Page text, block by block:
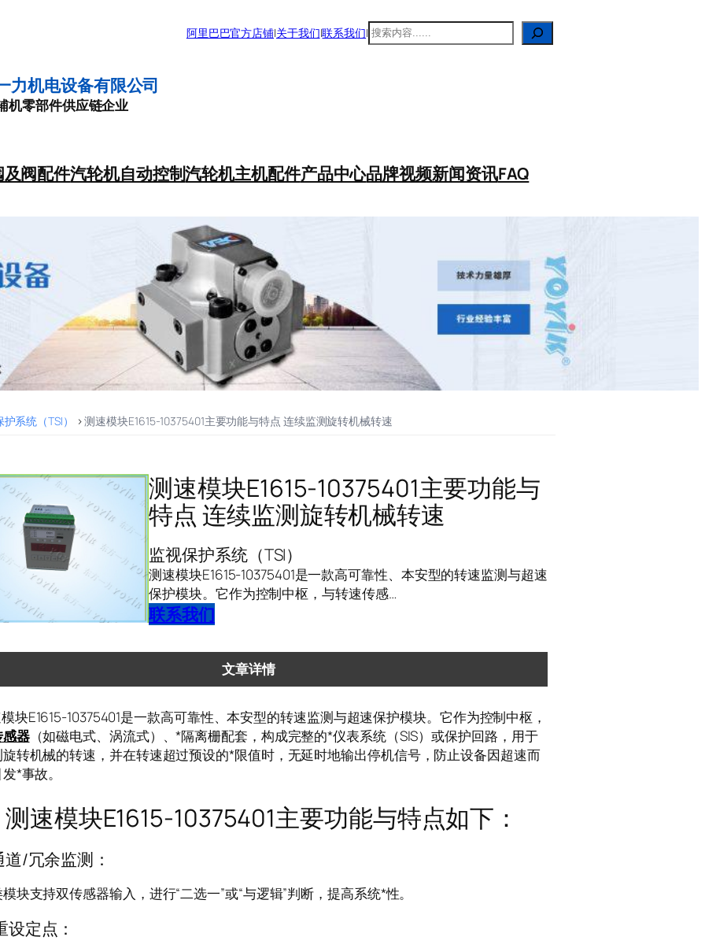
阿里巴巴官方店铺|关于我们|联系我们| 搜
力机电设备有限公司
机零部件供应链企业
及阀配件汽轮机自动控制汽轮机主机配件产品中心品牌视频新闻资讯FAQ
系统（TSI） >测速模块E1615-10375401主要功能与特点 连续监测旋转机械转速
测速模块E1615-10375401主要功能与
特点 连续监测旋转机械转速
监视保护系统（TSI）
测速模块E1615-10375401是一款高可靠性、本安型的转速监测与超速
保护模块。它作为控制中枢，与转速传感…
联系我们
文章详情
10375401是一款高可靠性、本安型的转速监测与超速保护模块。它作为控制中枢，
器（如磁电式、涡流式）、*隔离栅配套，构成完整的*仪表系统（SIS）或保护回路，用于
转机械的转速，并在转速超过预设的*限值时，无延时地输出停机信号，防止设备因超速而
*事故。
块E1615-10375401主要功能与特点如下：
道/冗余监测：
块支持双传感器输入，进行“二选一”或“与逻辑”判断，提高系统*性。
定点：